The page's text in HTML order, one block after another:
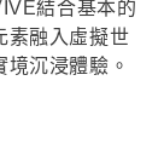
結合基本的
素融入虛擬世
沉浸體驗。